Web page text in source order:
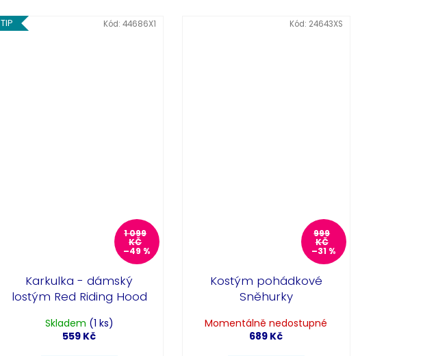
TIP
1 099
KČ
–49 %
Karkulka - dámský
lostým Red Riding Hood
Skladem (1 ks)
559 Kč
Kód: 44686X1
999
KČ
–31 %
Kostým pohádkové
Sněhurky
Momentálně nedostupné
689 Kč
Kód: 24643XS